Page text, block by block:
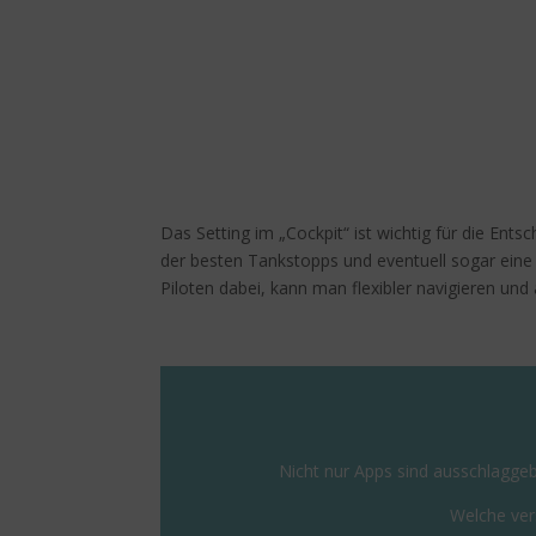
Das Setting im „Cockpit“ ist wichtig für die
der besten Tankstopps und eventuell sogar
Piloten dabei, kann man flexibler navigieren
Nicht nur Apps sind
Welche